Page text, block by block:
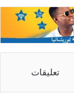
تعليقات